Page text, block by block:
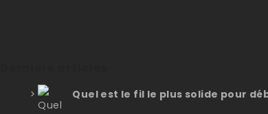
Quel est le fil le plus solide pour